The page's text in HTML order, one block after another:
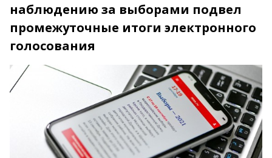
наблюдению за выборами подвел
промежуточные итоги электронного
голосования